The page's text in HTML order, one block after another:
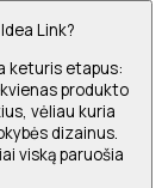
Link?
keturis etapus:
produkto
vėliau kuria
dizainus.
viską paruošia